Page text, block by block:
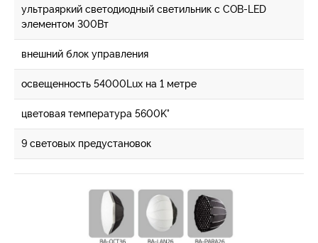
ультраяркий светодиодный светильник с COB-LED
элементом 300Вт
внешний блок управления
освещенность 54000Lux на 1 метре
цветовая температура 5600K°
9 световых предустановок